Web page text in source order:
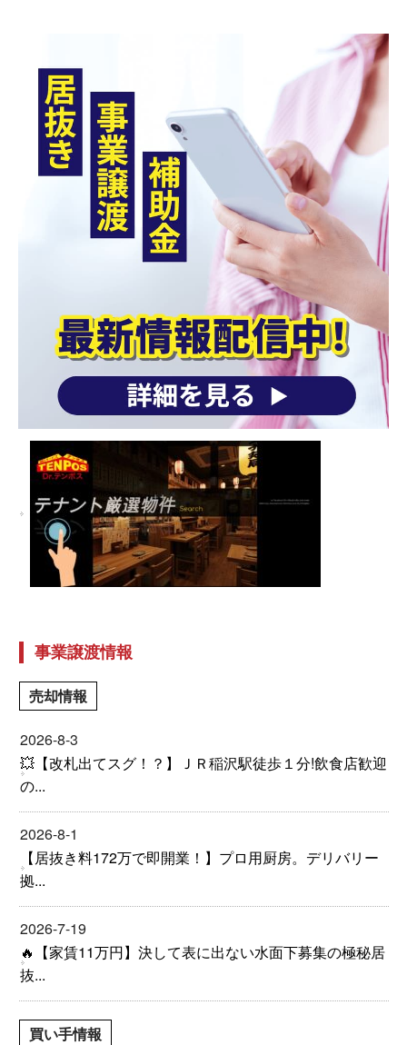
事業譲渡情報
売却情報
2026-8-3
💥【改札出てスグ！？】ＪＲ稲沢駅徒歩１分!飲食店歓迎
の...
2026-8-1
【居抜き料172万で即開業！】プロ用厨房。デリバリー
拠...
2026-7-19
🔥【家賃11万円】決して表に出ない水面下募集の極秘居
抜...
買い手情報